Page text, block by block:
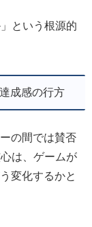
という根源的
成感の行方
の間では賛否
は、ゲームが
変化するかと